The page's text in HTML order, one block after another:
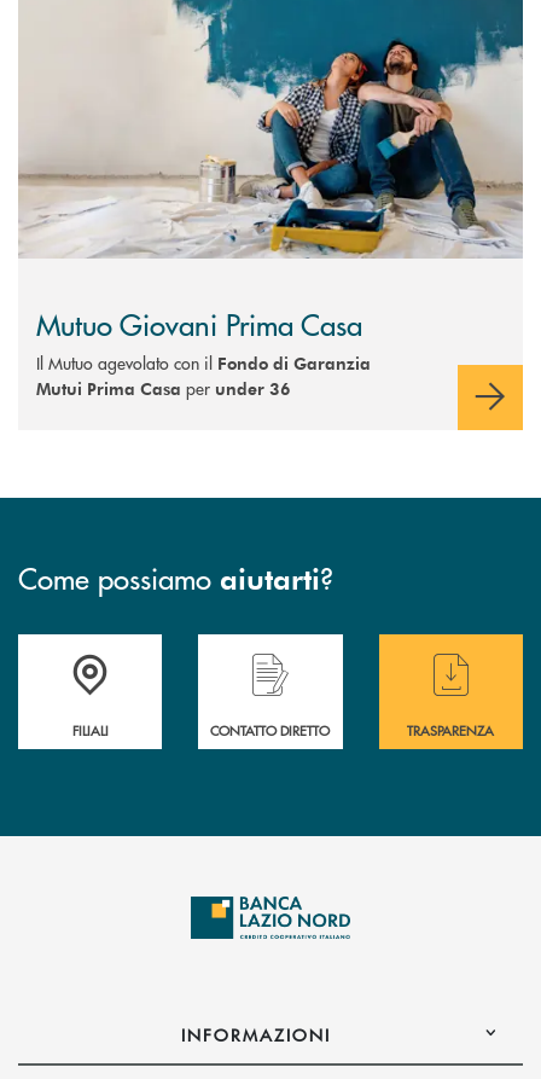
Mutuo Giovani Prima Casa
Il Mutuo agevolato con il Fondo di Garanzia
Mutui Prima Casa per under 36
Come possiamo aiutarti?
Trova la filiale più vicina a te
FILIALI
Hai bisogno di assistenza immediata ?
CONTATTO DIRETTO
Hai bisogno di
TRASPARENZA
INFORMAZIONI